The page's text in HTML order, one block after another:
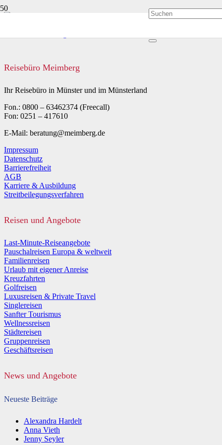
Reisebüro Meimberg
Ihr Reisebüro in Münster und im Münsterland
Fon.: 0800 – 63462374 (Freecall)
Fon: 0251 – 417610
E-Mail: beratung@meimberg.de
Impressum
Datenschutz
Barrierefreiheit
AGB
Karriere & Ausbildung
Streitbeilegungsverfahren
Reisen und Angebote
Last-Minute-Reiseangebote
Pauschalreisen Europa & weltweit
Familienreisen
Urlaub mit eigener Anreise
Kreuzfahrten
Golfreisen
Luxusreisen & Private Travel
Singlereisen
Sanfter Tourismus
Wellnessreisen
Städtereisen
Gruppenreisen
Geschäftsreisen
News und Angebote
Neueste Beiträge
Alexandra Hardelt
Anna Vieth
Jenny Seyler